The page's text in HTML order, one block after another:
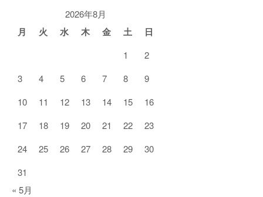
2026年8月
月 火 水 木 金 土 日
1
2
3
4 5 6 7 8
9
10
11 12 13 14 15
16
17
18 19 20 21 22
23
24
25 26 27 28 29
30
31
« 5月